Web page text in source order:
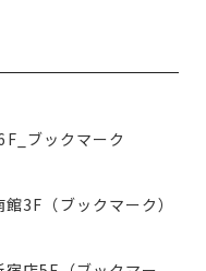
ブックマーク
3F（ブックマーク）